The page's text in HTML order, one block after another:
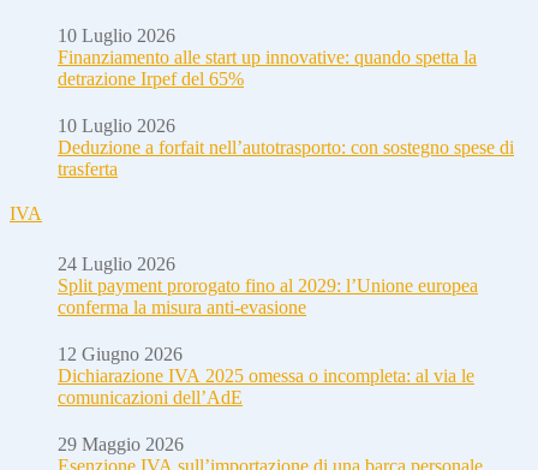
10 Luglio 2026
Finanziamento alle start up innovative: quando spetta la
detrazione Irpef del 65%
10 Luglio 2026
Deduzione a forfait nell’autotrasporto: con sostegno spese di
trasferta
IVA
24 Luglio 2026
Split payment prorogato fino al 2029: l’Unione europea
conferma la misura anti-evasione
12 Giugno 2026
Dichiarazione IVA 2025 omessa o incompleta: al via le
comunicazioni dell’AdE
29 Maggio 2026
Esenzione IVA sull’importazione di una barca personale